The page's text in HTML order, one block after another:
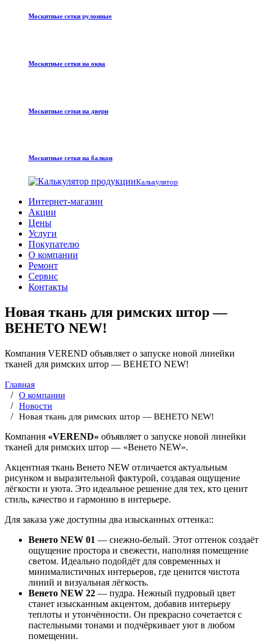
Москитные сетки рулонные
Москитные сетки на окна
Москитные сетки на двери
Москитные сетки на балкон
Калькулятор
Интернет-магазин
Акции
Цены
Услуги
Покупателю
О компании
Ремонт
Сервис
Контакты
Новая ткань для римских штор —
ВЕНЕТО NEW!
Компания VEREND объявляет о запуске новой линейки
тканей для римских штор — ВЕНЕТО NEW!
Главная
О компании
Новости
Новая ткань для римских штор — ВЕНЕТО NEW!
Компания «VEREND» объявляет о запуске новой линейки
тканей для римских штор — «Венето NEW».
Акцентная ткань Венето NEW отличается актуальным
рисунком и выразительной фактурой, создавая ощущение
лёгкости и уюта. Это идеальное решение для тех, кто ценит
стиль, качество и гармонию в интерьере.
Для заказа уже доступны два изысканных оттенка::
Венето NEW 01 — снежно-белый. Этот оттенок создаёт
ощущение простора и свежести, наполняя помещение
светом. Идеально подойдёт для современных и
минималистичных интерьеров, где ценится чистота
линий и визуальная лёгкость.
Венето NEW 22 — пудра. Нежный пудровый цвет
станет изысканным акцентом, добавив интерьеру
теплоты и утончённости. Он прекрасно сочетается с
пастельными тонами и подчёркивает уют в любом
помещении.